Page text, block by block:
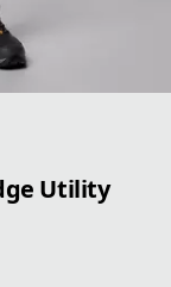
Utility